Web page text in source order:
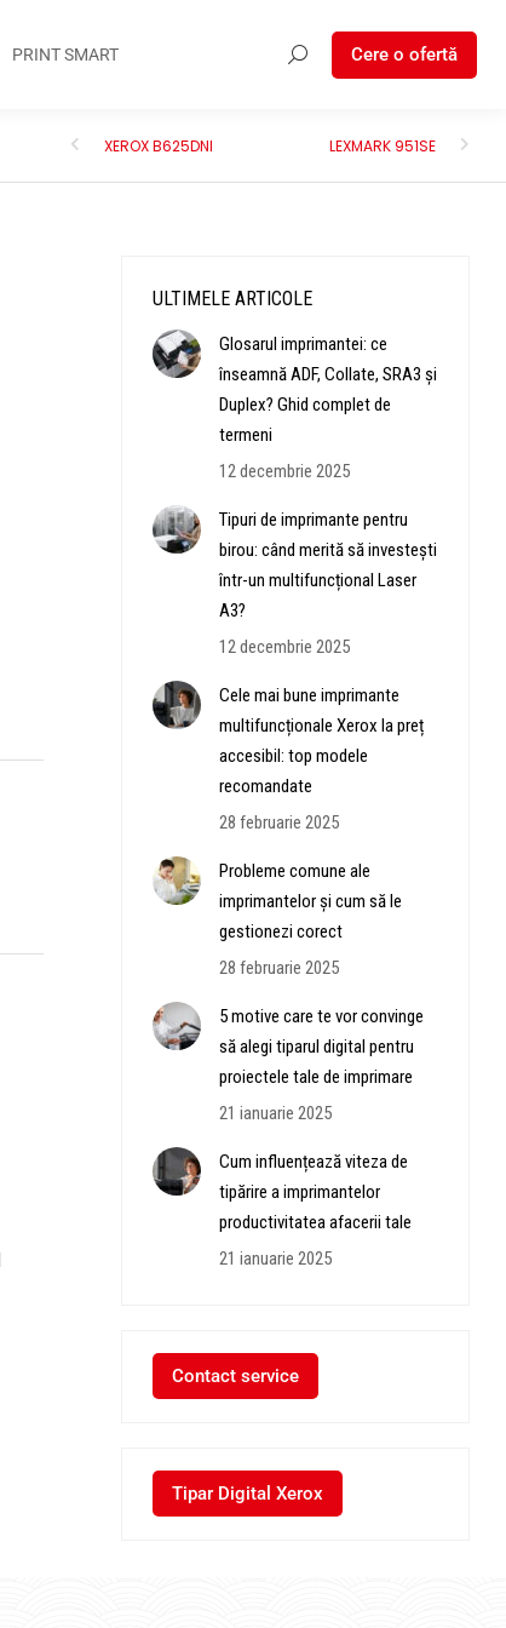
PRINT SMART Cere o ofertă
XEROX B625DNI LEXMARK 951SE
ULTIMELE ARTICOLE
Glosarul imprimantei: ce
înseamnă ADF, Collate, SRA3 și
Duplex? Ghid complet de
termeni
12 decembrie 2025
Tipuri de imprimante pentru
birou: când merită să investești
într-un multifuncțional Laser
A3?
12 decembrie 2025
Cele mai bune imprimante
multifuncționale Xerox la preț
accesibil: top modele
recomandate
28 februarie 2025
Probleme comune ale
imprimantelor și cum să le
gestionezi corect
28 februarie 2025
5 motive care te vor convinge
să alegi tiparul digital pentru
proiectele tale de imprimare
21 ianuarie 2025
Cum influențează viteza de
tipărire a imprimantelor
productivitatea afacerii tale
21 ianuarie 2025
Contact service
Tipar Digital Xerox